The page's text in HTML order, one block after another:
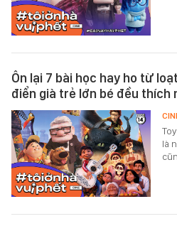
Ôn lại 7 bài học hay ho từ
điển già trẻ lớn bé đều thích
là